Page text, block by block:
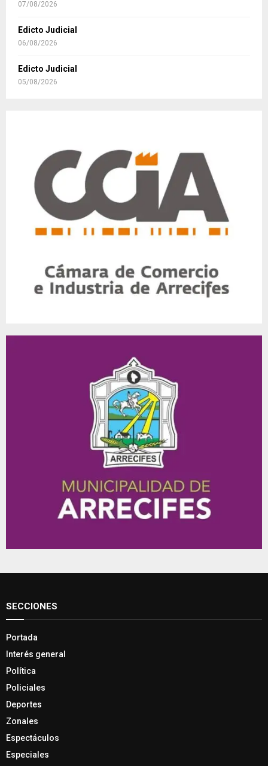
07/08/2026
Edicto Judicial
06/08/2026
Edicto Judicial
05/08/2026
SECCIONES
Portada
Interés general
Política
Policiales
Deportes
Zonales
Espectáculos
Especiales